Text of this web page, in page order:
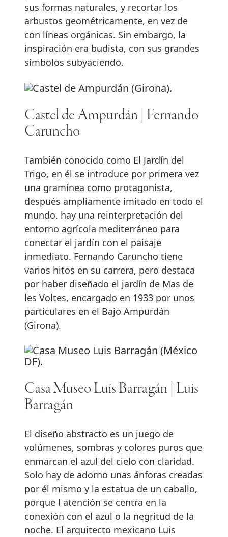
sus formas naturales, y recortar los
arbustos geométricamente, en vez de
con líneas orgánicas. Sin embargo, la
inspiración era budista, con sus grandes
símbolos subyaciendo.
Castel de Ampurdán | Fernando
Caruncho
También conocido como El Jardín del
Trigo, en él se introduce por primera vez
una gramínea como protagonista,
después ampliamente imitado en todo el
mundo. hay una reinterpretación del
entorno agrícola mediterráneo para
conectar el jardín con el paisaje
inmediato. Fernando Caruncho tiene
varios hitos en su carrera, pero destaca
por haber diseñado el jardín de Mas de
les Voltes, encargado en 1933 por unos
particulares en el Bajo Ampurdán
(Girona).
Casa Museo Luis Barragán | Luis
Barragán
El diseño abstracto es un juego de
volúmenes, sombras y colores puros que
enmarcan el azul del cielo con claridad.
Solo hay de adorno unas ánforas creadas
por él mismo y la estatua de un caballo,
porque l atención se centra en la
conexión con el azul o la negritud de la
noche. El arquitecto mexicano Luis